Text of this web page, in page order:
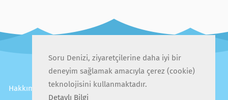
Hakkımızda İletişim Gizlilik Politikası
Kullanıcı Sözleşmesi
Sıkça Sorulan Sorular
Soru Denizi, ziyaretçilerine daha iyi bir
deneyim sağlamak amacıyla çerez (cookie)
teknolojisini kullanmaktadır.
Detaylı Bilgi